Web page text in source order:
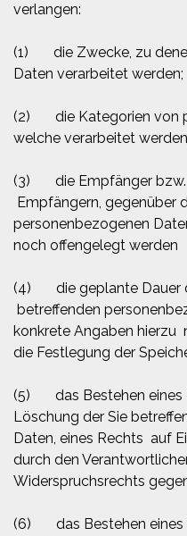
verlangen:
(1) die Zwecke, zu
Daten verarbeitet werden;
(2) die Kategorien von
welche verarbeitet
(3) die Empfänger bzw.
Empfängern, gegenüber
personenbezogenen
noch offengelegt werden
(4) die geplante Dauer
betreffenden
konkrete Angaben hierzu
die Festlegung der
(5) das Bestehen eines
Löschung der Sie
Daten, eines Rechts auf
durch den
Widerspruchsrechts
(6) das Bestehen eines